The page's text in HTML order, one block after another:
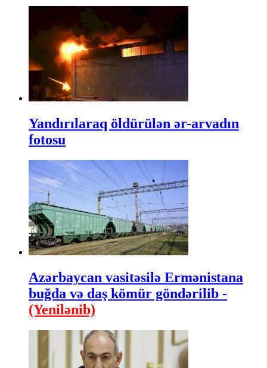
Yandırılaraq öldürülən ər-arvadın
fotosu
Azərbaycan vasitəsilə Ermənistana
buğda və daş kömür göndərilib -
(Yenilənib)